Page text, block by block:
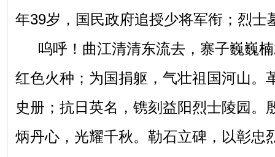
年39岁，国民政府追授少将军衔；烈士
呜呼！曲江清清东流去，寨子巍巍
红色火种；为国捐躯，气壮祖国河山。
史册；抗日英名，镌刻益阳烈士陵园。
炳丹心，光耀千秋。勒石立碑，以彰忠